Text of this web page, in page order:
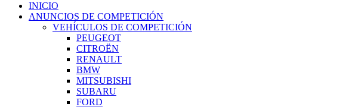
INICIO
ANUNCIOS DE COMPETICIÓN
VEHÍCULOS DE COMPETICIÓN
PEUGEOT
CITROËN
RENAULT
BMW
MITSUBISHI
SUBARU
FORD